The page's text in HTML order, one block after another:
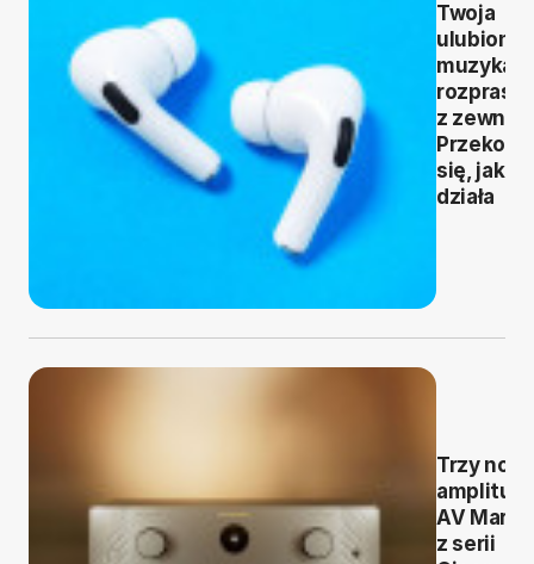
Twoja
ulubiona
muzyka
z
Przekonaj
się, jak to
działa
Trzy
AV
z serii